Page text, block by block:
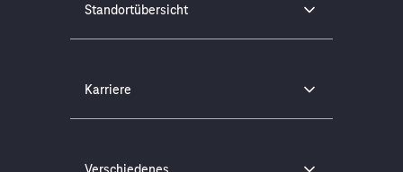
Standortübersicht
Karriere